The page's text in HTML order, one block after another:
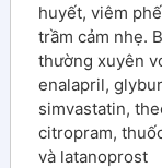
huyết, viêm
trầm cảm nhẹ.
thường xuyên
enalapril,
simvastatin,
citropram,
và latanoprost